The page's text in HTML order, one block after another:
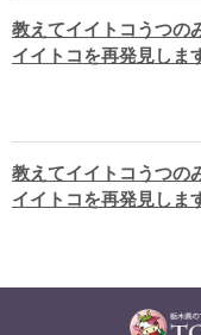
教えてイイトコうつの
イイトコを再発見しま
教えてイイトコうつの
イイトコを再発見しま